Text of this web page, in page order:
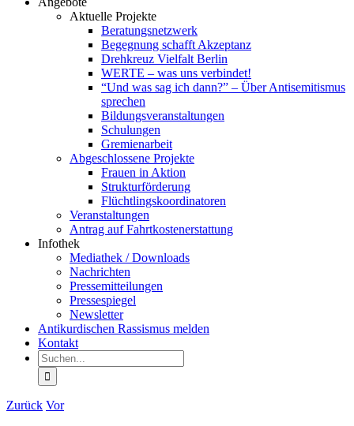
Aktuelle Projekte
Beratungsnetzwerk
Begegnung schafft Akzeptanz
Drehkreuz Vielfalt Berlin
WERTE – was uns verbindet!
“Und was sag ich dann?” – Über Antisemitismus
sprechen
Bildungsveranstaltungen
Schulungen
Gremienarbeit
Abgeschlossene Projekte
Frauen in Aktion
Strukturförderung
Flüchtlingskoordinatoren
Veranstaltungen
Antrag auf Fahrtkostenerstattung
Infothek
Mediathek / Downloads
Nachrichten
Pressemitteilungen
Pressespiegel
Newsletter
Antikurdischen Rassismus melden
Kontakt
Suche
nach:
Zurück Vor